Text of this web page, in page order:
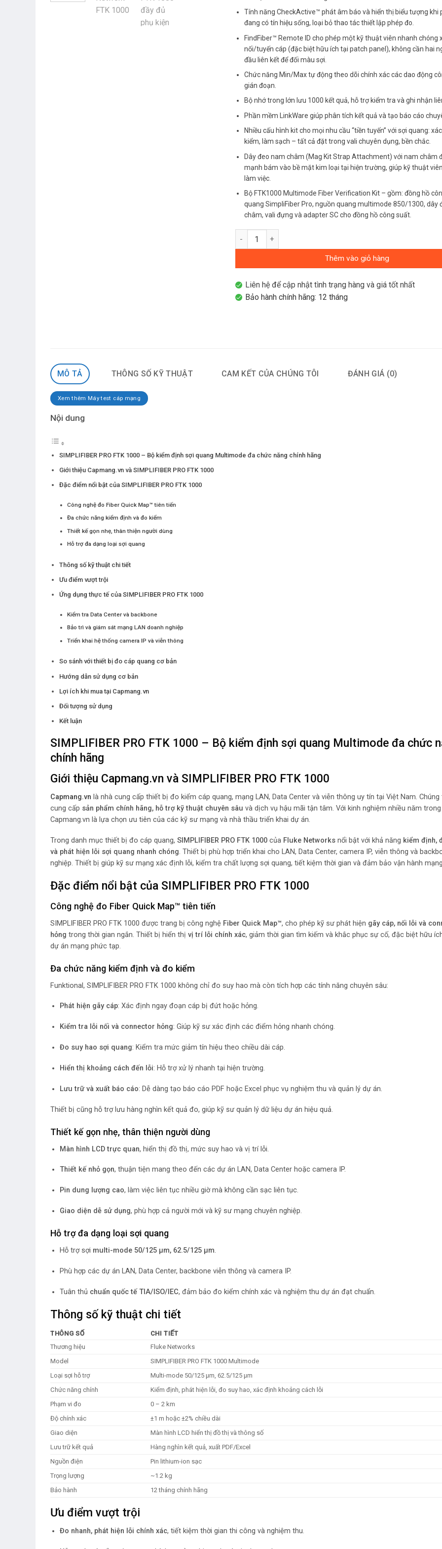
Tính năng CheckActive™ phát âm báo và hiển thị biểu tượng khi
đang có tín hiệu sống, loại bỏ thao tác thiết lập phép đo.
FindFiber™ Remote ID cho phép một kỹ thuật viên nhanh chóng
nối/tuyến cáp (đặc biệt hữu ích tại patch panel), không cần hai
đầu liên kết để đối màu sợi.
Chức năng Min/Max tự động theo dõi chính xác các dao động
gián đoạn.
Bộ nhớ trong lớn lưu 1000 kết quả, hỗ trợ kiểm tra và ghi nhận
Phần mềm LinkWare giúp phân tích kết quả và tạo báo cáo
Nhiều cấu hình kit cho mọi nhu cầu “tiền tuyến” với sợi quang:
kiểm, làm sạch – tất cả đặt trong vali chuyên dụng, bền chắc.
Dây đeo nam châm (Mag Kit Strap Attachment) với nam châm
mạnh bám vào bề mặt kim loại tại hiện trường, giúp kỹ thuật
làm việc.
Bộ FTK1000 Multimode Fiber Verification Kit – gồm: đồng hồ
quang SimpliFiber Pro, nguồn quang multimode 850/1300, dây
châm, vali đựng và adapter SC cho đồng hồ công suất.
Bộ kiểm định sợi quang SIMPLIFIBER PRO Fluke Network FTK
Thêm vào giỏ hàng
Liên hệ để cập nhật tình trạng hàng và giá tốt nhất
Bảo hành chính hãng: 12 tháng
MÔ TẢ THÔNG SỐ KỸ THUẬT CAM KẾT CỦA CHÚNG TÔI ĐÁNH GIÁ (0)
Xem thêm Máy test cáp mạng
Nội dung
SIMPLIFIBER PRO FTK 1000 – Bộ kiểm định sợi quang Multimode đa chức năng chính hãng
Giới thiệu Capmang.vn và SIMPLIFIBER PRO FTK 1000
Đặc điểm nổi bật của SIMPLIFIBER PRO FTK 1000
Công nghệ đo Fiber Quick Map™ tiên tiến
Đa chức năng kiểm định và đo kiểm
Thiết kế gọn nhẹ, thân thiện người dùng
Hỗ trợ đa dạng loại sợi quang
Thông số kỹ thuật chi tiết
Ưu điểm vượt trội
Ứng dụng thực tế của SIMPLIFIBER PRO FTK 1000
Kiểm tra Data Center và backbone
Bảo trì và giám sát mạng LAN doanh nghiệp
Triển khai hệ thống camera IP và viễn thông
So sánh với thiết bị đo cáp quang cơ bản
Hướng dẫn sử dụng cơ bản
Lợi ích khi mua tại Capmang.vn
Đối tượng sử dụng
Kết luận
SIMPLIFIBER PRO FTK 1000 – Bộ kiểm định sợi quang Multimode đa chức
chính hãng
Giới thiệu Capmang.vn và SIMPLIFIBER PRO FTK 1000
Capmang.vn là nhà cung cấp thiết bị đo kiểm cáp quang, mạng LAN, Data Center và viễn thông uy tín tại Việt Nam.
cung cấp sản phẩm chính hãng, hỗ trợ kỹ thuật chuyên sâu và dịch vụ hậu mãi tận tâm. Với kinh nghiệm nhiều năm trong
Capmang.vn là lựa chọn ưu tiên của các kỹ sư mạng và nhà thầu triển khai dự án.
Trong danh mục thiết bị đo cáp quang, SIMPLIFIBER PRO FTK 1000 của Fluke Networks nổi bật với khả năng kiểm định,
và phát hiện lỗi sợi quang nhanh chóng. Thiết bị phù hợp triển khai cho LAN, Data Center, camera IP, viễn thông và
nghiệp. Thiết bị giúp kỹ sư mạng xác định lỗi, kiểm tra chất lượng sợi quang, tiết kiệm thời gian và đảm bảo vận hành
Đặc điểm nổi bật của SIMPLIFIBER PRO FTK 1000
Công nghệ đo Fiber Quick Map™ tiên tiến
SIMPLIFIBER PRO FTK 1000 được trang bị công nghệ Fiber Quick Map™, cho phép kỹ sư phát hiện gãy cáp, nối lỗi và
hỏng trong thời gian ngắn. Thiết bị hiển thị vị trí lỗi chính xác, giảm thời gian tìm kiếm và khắc phục sự cố, đặc biệt hữu
dự án mạng phức tạp.
Đa chức năng kiểm định và đo kiểm
Funktional, SIMPLIFIBER PRO FTK 1000 không chỉ đo suy hao mà còn tích hợp các tính năng chuyên sâu:
Phát hiện gãy cáp: Xác định ngay đoạn cáp bị đứt hoặc hỏng.
Kiểm tra lỗi nối và connector hỏng: Giúp kỹ sư xác định các điểm hỏng nhanh chóng.
Đo suy hao sợi quang: Kiểm tra mức giảm tín hiệu theo chiều dài cáp.
Hiển thị khoảng cách đến lỗi: Hỗ trợ xử lý nhanh tại hiện trường.
Lưu trữ và xuất báo cáo: Dễ dàng tạo báo cáo PDF hoặc Excel phục vụ nghiệm thu và quản lý dự án.
Thiết bị cũng hỗ trợ lưu hàng nghìn kết quả đo, giúp kỹ sư quản lý dữ liệu dự án hiệu quả.
Thiết kế gọn nhẹ, thân thiện người dùng
Màn hình LCD trực quan, hiển thị đồ thị, mức suy hao và vị trí lỗi.
Thiết kế nhỏ gọn, thuận tiện mang theo đến các dự án LAN, Data Center hoặc camera IP.
Pin dung lượng cao, làm việc liên tục nhiều giờ mà không cần sạc liên tục.
Giao diện dễ sử dụng, phù hợp cả người mới và kỹ sư mạng chuyên nghiệp.
Hỗ trợ đa dạng loại sợi quang
Hỗ trợ sợi multi-mode 50/125 µm, 62.5/125 µm.
Phù hợp các dự án LAN, Data Center, backbone viễn thông và camera IP.
Tuân thủ chuẩn quốc tế TIA/ISO/IEC, đảm bảo đo kiểm chính xác và nghiệm thu dự án đạt chuẩn.
Thông số kỹ thuật chi tiết
THÔNG SỐ
CHI TIẾT
Thương hiệu
Fluke Networks
Model
SIMPLIFIBER PRO FTK 1000 Multimode
Loại sợi hỗ trợ
Multi-mode 50/125 µm, 62.5/125 µm
Chức năng chính
Kiểm định, phát hiện lỗi, đo suy hao, xác định khoảng cách lỗi
Phạm vi đo
0 – 2 km
Độ chính xác
±1 m hoặc ±2% chiều dài
Giao diện
Màn hình LCD hiển thị đồ thị và thông số
Lưu trữ kết quả
Hàng nghìn kết quả, xuất PDF/Excel
Nguồn điện
Pin lithium-ion sạc
Trọng lượng
~1.2 kg
Bảo hành
12 tháng chính hãng
Ưu điểm vượt trội
Đo nhanh, phát hiện lỗi chính xác, tiết kiệm thời gian thi công và nghiệm thu.